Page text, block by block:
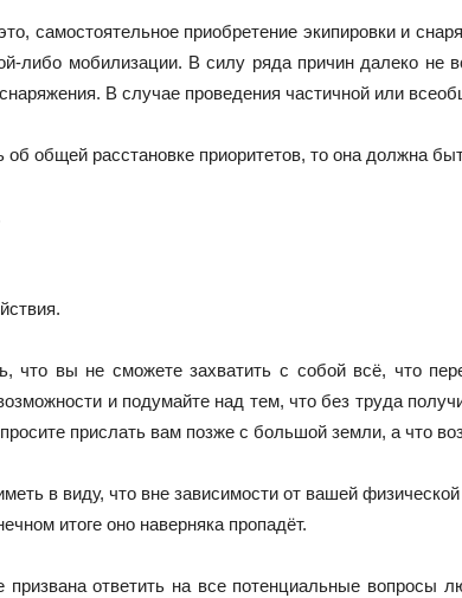
самостоятельное приобретение экипировки и
либо мобилизации. В силу ряда причин далеко
В случае проведения частичной или
об общей расстановке приоритетов, то она должна
что вы не сможете захватить с собой всё, что
и подумайте над тем, что без труда
прислать вам позже с большой земли, а что
в виду, что вне зависимости от вашей
итоге оно наверняка пропадёт.
призвана ответить на все потенциальные